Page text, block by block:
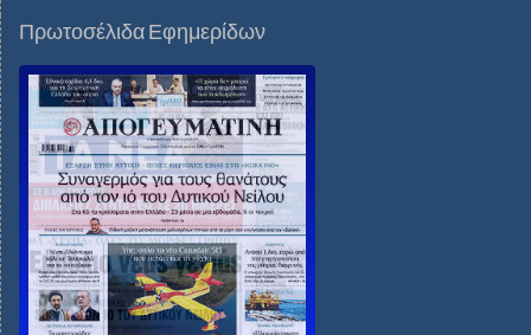
Πρωτοσέλιδα Εφημερίδων